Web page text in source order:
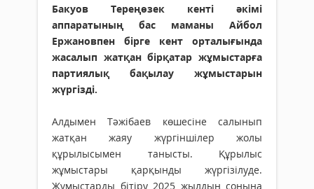
Бакуов Тереңөзек кенті әкімі
аппаратының бас маманы Айбол
Ержановпен бірге кент орталығында
жасалып жатқан бірқатар жұмыстарға
партиялық бақылау жұмыстарын
жүргізді.
Алдымен Тәжібаев көшесіне салынып
жатқан жаяу жүргіншілер жолы
құрылысымен танысты. Құрылыс
жұмыстары қарқынды жүргізілуде.
Жұмыстарды бітіру 2025 жылдың соңына